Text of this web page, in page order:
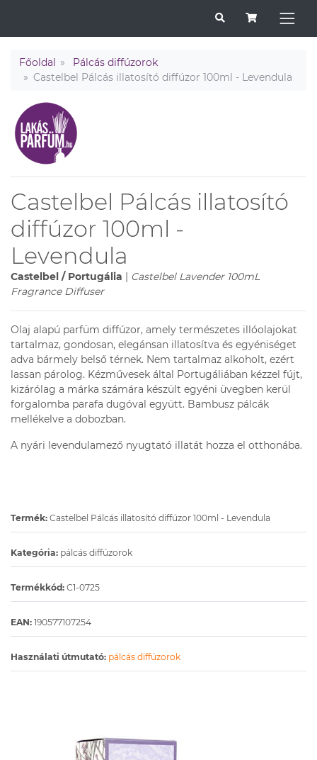
Főoldal
Pálcás diffúzorok
Castelbel Pálcás illatosító diffúzor 100ml - Levendula
Castelbel Pálcás illatosító
diffúzor 100ml -
Levendula
Castelbel / Portugália | Castelbel Lavender 100mL
Fragrance Diffuser
Olaj alapú parfüm diffúzor, amely természetes illóolajokat
tartalmaz, gondosan, elegánsan illatosítva és egyéniséget
adva bármely belső térnek. Nem tartalmaz alkoholt, ezért
lassan párolog. Kézművesek által Portugáliában kézzel fújt,
kizárólag a márka számára készült egyéni üvegben kerül
forgalomba parafa dugóval együtt. Bambusz pálcák
mellékelve a dobozban.
A nyári levendulamező nyugtató illatát hozza el otthonába.
Termék: Castelbel Pálcás illatosító diffúzor 100ml - Levendula
Kategória: pálcás diffúzorok
Termékkód: C1-0725
EAN: 190577107254
Használati útmutató: pálcás diffúzorok